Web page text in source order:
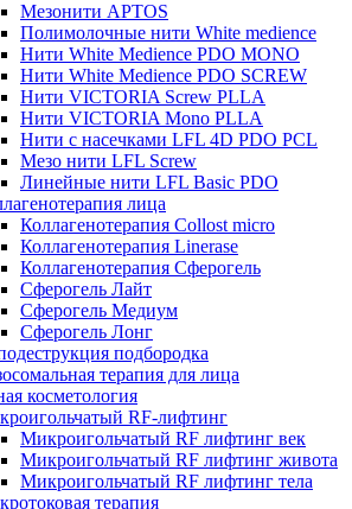
Мезонити APTOS
Полимолочные нити White medience
Нити White Medience PDO MONO
Нити White Medience PDO SCREW
Нити VICTORIA Screw PLLA
Нити VICTORIA Mono PLLA
Нити с насечками LFL 4D PDO PCL
Мезо нити LFL Screw
Линейные нити LFL Basic PDO
лица
Коллагенотерапия Collost micro
Коллагенотерапия Linerase
Коллагенотерапия Сферогель
Сферогель Лайт
Сферогель Медиум
Сферогель Лонг
подбородка
терапия для лица
косметология
RF-лифтинг
Микроигольчатый RF лифтинг век
Микроигольчатый RF лифтинг живота
Микроигольчатый RF лифтинг тела
терапия